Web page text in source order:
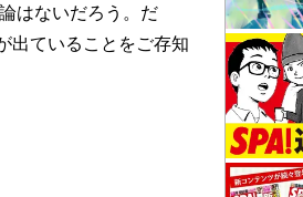
はないだろう。だ
出ていることをご存知